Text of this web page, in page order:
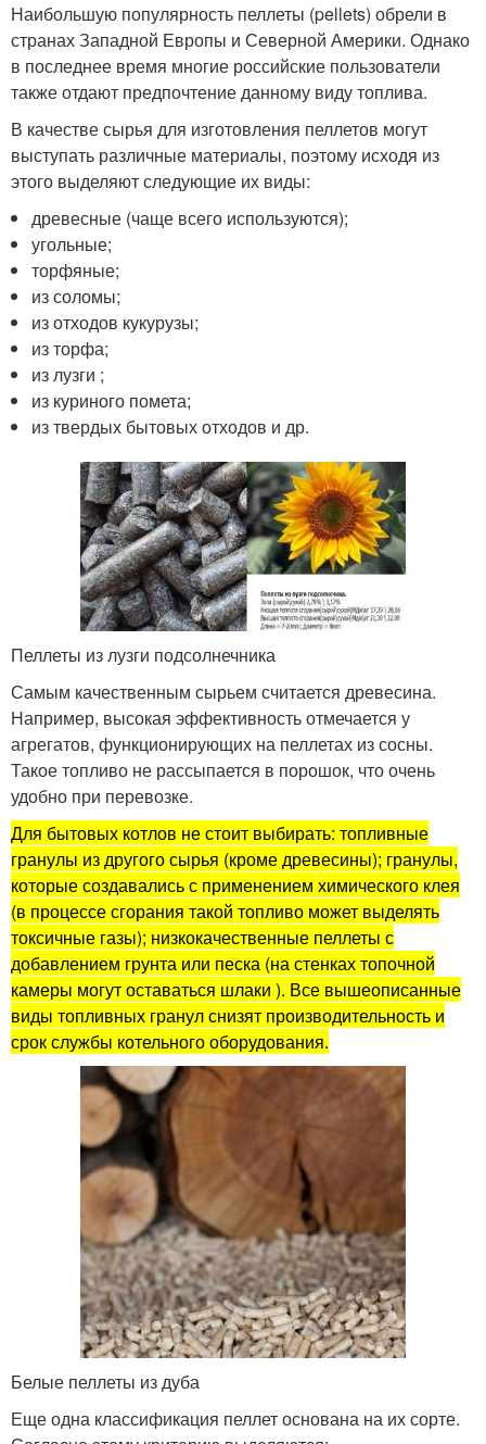
Наибольшую популярность пеллеты (pellets) обрели в
странах Западной Европы и Северной Америки. Однако
в последнее время многие российские пользователи
также отдают предпочтение данному виду топлива.
В качестве сырья для изготовления пеллетов могут
выступать различные материалы, поэтому исходя из
этого выделяют следующие их виды:
древесные (чаще всего используются);
угольные;
торфяные;
из соломы;
из отходов кукурузы;
из торфа;
из лузги ;
из куриного помета;
из твердых бытовых отходов и др.
Пеллеты из лузги подсолнечника
Самым качественным сырьем считается древесина.
Например, высокая эффективность отмечается у
агрегатов, функционирующих на пеллетах из сосны.
Такое топливо не рассыпается в порошок, что очень
удобно при перевозке.
Для бытовых котлов не стоит выбирать: топливные
гранулы из другого сырья (кроме древесины); гранулы,
которые создавались с применением химического клея
(в процессе сгорания такой топливо может выделять
токсичные газы); низкокачественные пеллеты с
добавлением грунта или песка (на стенках топочной
камеры могут оставаться шлаки ). Все вышеописанные
виды топливных гранул снизят производительность и
срок службы котельного оборудования.
Белые пеллеты из дуба
Еще одна классификация пеллет основана на их сорте.